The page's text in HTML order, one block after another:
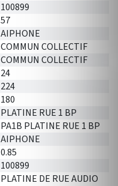
100899
57
AIPHONE
COMMUN COLLECTIF
COMMUN COLLECTIF
24
224
180
PLATINE RUE 1 BP
PA1B PLATINE RUE 1 BP
AIPHONE
0.85
100899
PLATINE DE RUE AUDIO